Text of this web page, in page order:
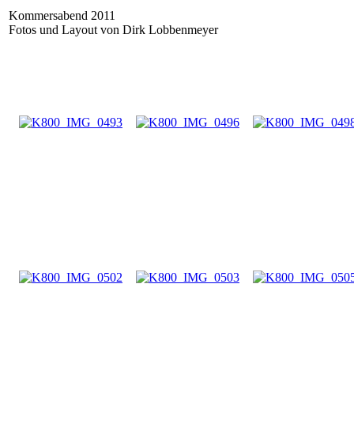
Kommersabend 2011
Fotos und Layout von Dirk Lobbenmeyer